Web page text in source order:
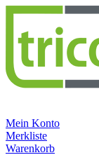
Mein Konto
Merkliste
Warenkorb